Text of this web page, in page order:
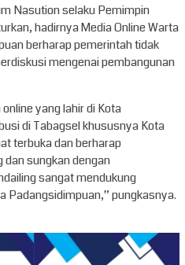
Nasution selaku Pemimpin
hadirnya Media Online Warta
berharap pemerintah tidak
mengenai pembangunan
yang lahir di Kota
di Tabagsel khususnya Kota
terbuka dan berharap
sungkan dengan
sangat mendukung
Padangsidimpuan,” pungkasnya.